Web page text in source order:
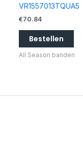
VR1557013TQUA5
€70.84
Bestellen
All Season banden